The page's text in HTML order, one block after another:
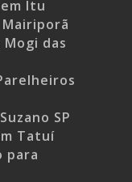
Itu
das
SP
Tatuí
para